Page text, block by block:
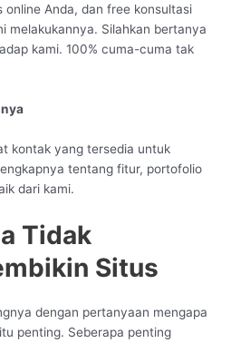
online Anda, dan free konsultasi
melakukannya. Silahkan bertanya
kami. 100% cuma-cuma tak
kontak yang tersedia untuk
tentang fitur, portofolio
dari kami.
Tidak
Situs
dengan pertanyaan mengapa
penting. Seberapa penting